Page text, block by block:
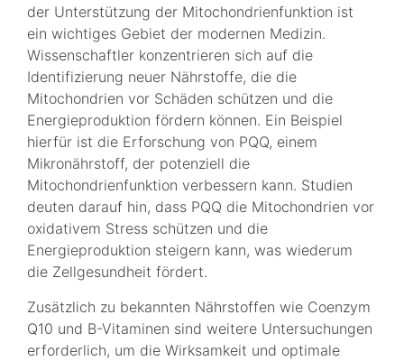
der Unterstützung der Mitochondrienfunktion ist
ein wichtiges Gebiet der modernen Medizin.
Wissenschaftler konzentrieren sich auf die
Identifizierung neuer Nährstoffe, die die
Mitochondrien vor Schäden schützen und die
Energieproduktion fördern können. Ein Beispiel
hierfür ist die Erforschung von PQQ, einem
Mikronährstoff, der potenziell die
Mitochondrienfunktion verbessern kann. Studien
deuten darauf hin, dass PQQ die Mitochondrien vor
oxidativem Stress schützen und die
Energieproduktion steigern kann, was wiederum
die Zellgesundheit fördert.
Zusätzlich zu bekannten Nährstoffen wie Coenzym
Q10 und B-Vitaminen sind weitere Untersuchungen
erforderlich, um die Wirksamkeit und optimale